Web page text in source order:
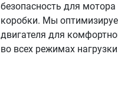
безопасность для мотора
коробки. Мы
двигателя для
во всех режимах